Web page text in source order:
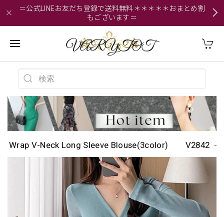
＝公式LINEお友だち登録で送料無料＊＊＊＊＊おまとめ割
もございます＝
Wrap V-Neck Long Sleeve Blouse(3color) V2842